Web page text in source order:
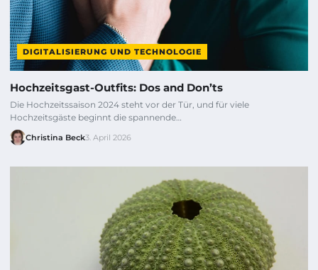
DIGITALISIERUNG UND TECHNOLOGIE
Hochzeitsgast-Outfits: Dos and Don’ts
Die Hochzeitssaison 2024 steht vor der Tür, und für viele
Hochzeitsgäste beginnt die spannende…
Christina Beck3. April 2026